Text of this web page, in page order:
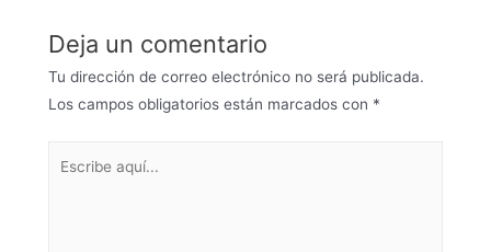
Deja un comentario
Tu dirección de correo electrónico no será publicada.
Los campos obligatorios están marcados con *